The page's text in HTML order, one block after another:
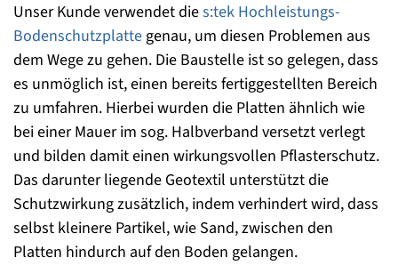
Unser Kunde verwendet dies:tek Hochleistungs-
Bodenschutzplattegenau, um diesen Problemen aus
dem Wege zu gehen. Die Baustelle ist so gelegen, dass
es unmöglich ist, einen bereits fertiggestellten Bereich
zu umfahren. Hierbei wurden die Platten ähnlich wie
bei einer Mauer im sog. Halbverband versetzt verlegt
und bilden damit einen wirkungsvollen Pflasterschutz.
Das darunter liegende Geotextil unterstützt die
Schutzwirkung zusätzlich, indem verhindert wird, dass
selbst kleinere Partikel, wie Sand, zwischen den
Platten hindurch auf den Boden gelangen.